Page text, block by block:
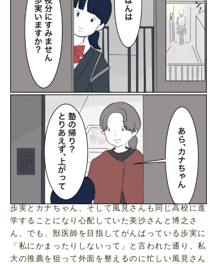
歩実とカナちゃん、そして風見さんも同じ高校に進
学することになり心配していた美沙さんと博之さ
ん、でも、獣医師を目指してがんばっている歩実に
「私にかまったりしないって」と言われた通り、私
大の推薦を狙って外面を整えるのに忙しい風見さん